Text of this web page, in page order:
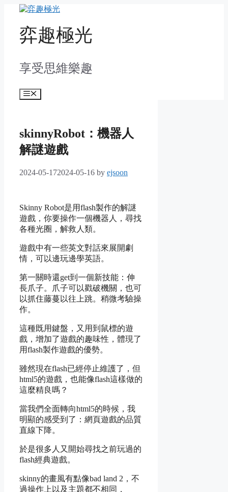
content弈趣極光
享受思維樂趣
Menu
skinnyRobot：機器人
解謎遊戲
2024-05-172024-05-16 by ejsoon
Skinny Robot是用flash製作的解謎
遊戲，你要操作一個機器人，尋找
各種光圈，解救人類。
遊戲中有一些英文對話來展開劇
情，可以邊玩邊學英語。
第一關時還get到一個新技能：伸
長爪子。爪子可以戳破機關，也可
以抓住藤蔓以往上跳。 稍微考驗操
作。
這種既用鍵盤，又用到鼠標的遊
戲，增加了遊戲的趣味性，體現了
用flash製作遊戲的優勢。
雖然現在flash已經停止維護了，但
html5的遊戲，也能像flash這樣做的
這麼精良嗎？
當我們全面轉向html5的時候，我
明顯的感受到了：網頁遊戲的品質
直線下降。
於是很多人又開始尋找之前玩過的
flash經典遊戲。
skinny的畫風有點像bad land 2，不
過操作上以及主題都不相同，